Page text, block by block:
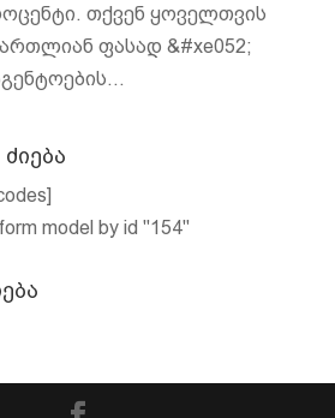
თქვენ ყოველთვის
ფასად &#xe052;
model by id "154"